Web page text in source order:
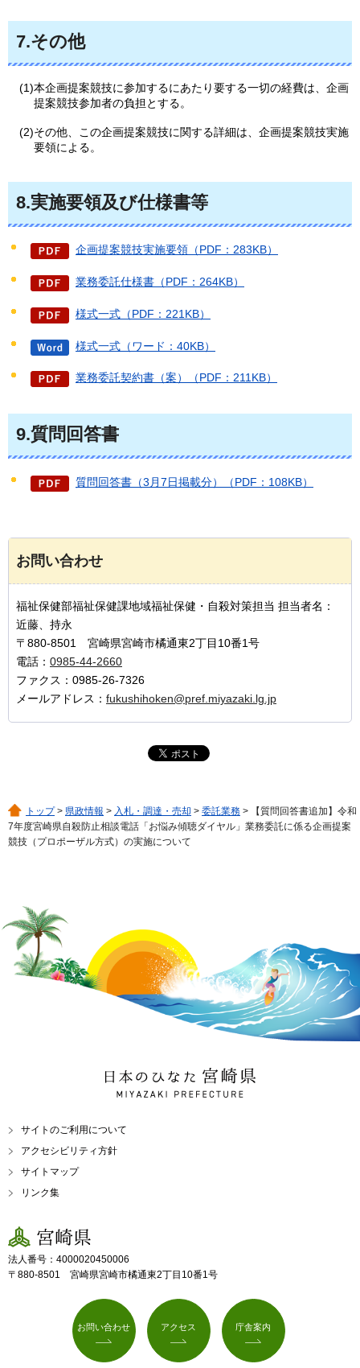
7.その他
(1)本企画提案競技に参加するにあたり要する一切の経費は、企画
提案競技参加者の負担とする。
(2)その他、この企画提案競技に関する詳細は、企画提案競技実施
要領による。
8.実施要領及び仕様書等
企画提案競技実施要領（PDF：283KB）
業務委託仕様書（PDF：264KB）
様式一式（PDF：221KB）
様式一式（ワード：40KB）
業務委託契約書（案）（PDF：211KB）
9.質問回答書
質問回答書（3月7日掲載分）（PDF：108KB）
お問い合わせ
福祉保健部福祉保健課地域福祉保健・自殺対策担当 担当者名：
近藤、持永
〒880-8501 宮崎県宮崎市橘通東2丁目10番1号
電話： 0985-44-2660
ファクス：0985-26-7326
メールアドレス： fukushihoken@pref.miyazaki.lg.jp
トップ> 県政情報 > 入札・調達・売却 > 委託業務 > 【質問回答書追加】令和
7年度宮崎県自殺防止相談電話「お悩み傾聴ダイヤル」業務委託に係る企画提案
競技（プロポーザル方式）の実施について
日本のひなた 宮崎県
MIYAZAKI PREFECTURE
サイトのご利用について
アクセシビリティ方針
サイトマップ
リンク集
宮崎県
法人番号：4000020450006
〒880-8501 宮崎県宮崎市橘通東2丁目10番1号
お問い合わせ アクセス 庁舎案内